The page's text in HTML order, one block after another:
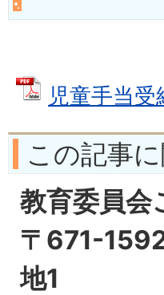
児童手当
この記事
教育委員会
〒671-
地1